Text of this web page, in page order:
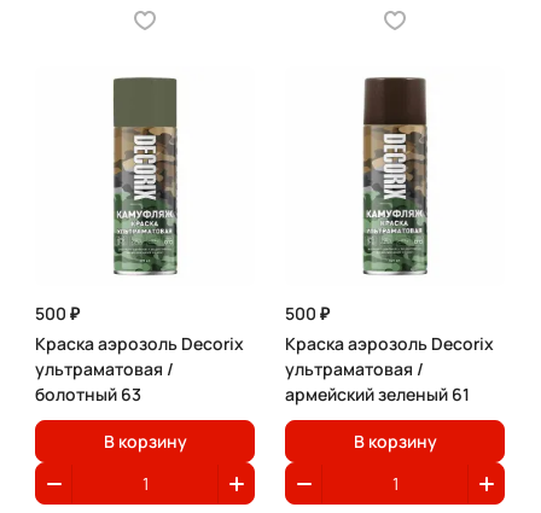
500 ₽
Краска аэрозоль Decorix
ультраматовая /
болотный 63
В корзину
500 ₽
Краска аэрозоль Decorix
ультраматовая /
армейский зеленый 61
В корзину